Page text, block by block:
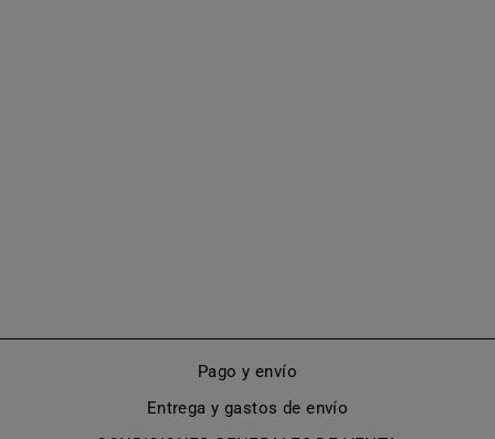
Pago y envío
Entrega y gastos de envío